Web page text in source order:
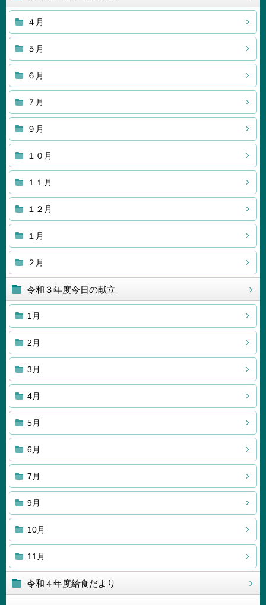
４月
５月
６月
７月
９月
１０月
１１月
１２月
１月
２月
令和３年度今日の献立
1月
2月
3月
4月
5月
6月
7月
9月
10月
11月
令和４年度給食だより